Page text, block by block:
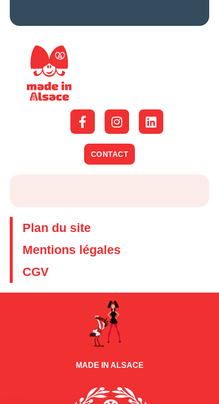
CONTACT
Plan du site
Mentions légales
CGV
MADE IN ALSACE